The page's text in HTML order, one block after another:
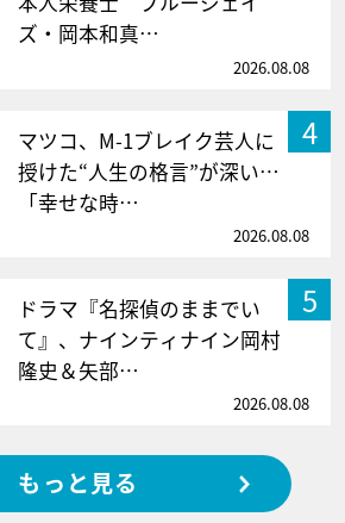
ズ・岡本和真…
2026.08.08
4
マツコ、M-1ブレイク芸人に
授けた“人生の格言”が深い…
「幸せな時…
2026.08.08
5
ドラマ『名探偵のままでい
て』、ナインティナイン岡村
隆史＆矢部…
2026.08.08
もっと見る